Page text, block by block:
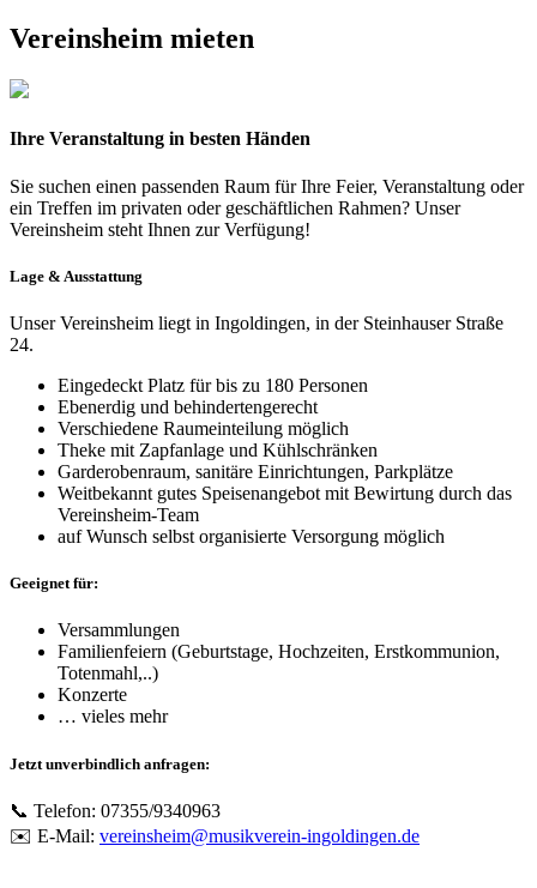
Vereinsheim mieten
Ihre Veranstaltung in besten Händen
Sie suchen einen passenden Raum für Ihre Feier, Veranstaltung oder
ein Treffen im privaten oder geschäftlichen Rahmen? Unser
Vereinsheim steht Ihnen zur Verfügung!
Lage & Ausstattung
Unser Vereinsheim liegt in Ingoldingen, in der Steinhauser Straße
24.
Eingedeckt Platz für bis zu 180 Personen
Ebenerdig und behindertengerecht
Verschiedene Raumeinteilung möglich
Theke mit Zapfanlage und Kühlschränken
Garderobenraum, sanitäre Einrichtungen, Parkplätze
Weitbekannt gutes Speisenangebot mit Bewirtung durch das
Vereinsheim-Team
auf Wunsch selbst organisierte Versorgung möglich
Geeignet für:
Versammlungen
Familienfeiern (Geburtstage, Hochzeiten, Erstkommunion,
Totenmahl,..)
Konzerte
… vieles mehr
Jetzt unverbindlich anfragen:
📞 Telefon: 07355/9340963
✉️ E-Mail: vereinsheim@musikverein-ingoldingen.de